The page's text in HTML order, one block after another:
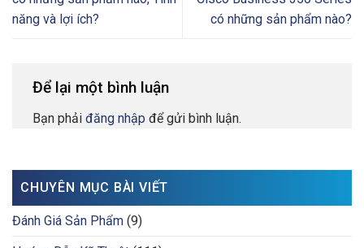
năng và lợi ích?
có những sản phẩm nào?
Để lại một bình luận
Bạn phải đăng nhập để gửi bình luận.
CHUYÊN MỤC BÀI VIẾT
Đánh Giá Sản Phẩm (9)